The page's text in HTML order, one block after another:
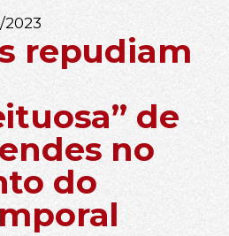
2023
repudiam
de
no
do